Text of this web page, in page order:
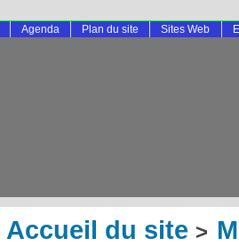
Accueil du site >
Agenda Plan du site Sites Web